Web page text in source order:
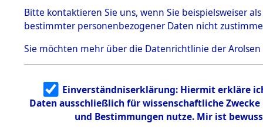
5.3.1 Alliierte
Erhebungen
zu
Todesmärsch
en
5.3.2
Identifizierun
g
5.3.3
Todesmärsch
Bitte kontaktieren Sie uns, wenn Sie beispielsweiser
bestimmter personenbezogener Daten nicht
Sie möchten mehr über die Datenrichtlinie der Arolsen
Einverständniserklärung: Hiermit erkläre
Daten ausschließlich für wissenschaftliche
und Bestimmungen nutze. Mir ist